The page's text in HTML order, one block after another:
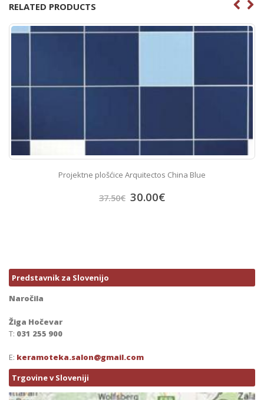
RELATED PRODUCTS
Projektne plošćice Arquitectos China Blue
37.50€ 30.00€
Predstavnik za Slovenijo
Naročila
Žiga Hočevar
T: 031 255 900
E: keramoteka.salon@gmail.com
Trgovine v Sloveniji